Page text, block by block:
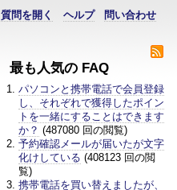
問い合わせ
ヘルプ
質問を開く
最も人気の FAQ
パソコンと携帯電話で会員登録
し、それぞれで獲得したポイン
トを一緒にすることはできます
か？ (487080 回の閲覧)
予約確認メールが届いたが文字
化けしている (408123 回の閲
覧)
携帯電話を買い替えましたが、